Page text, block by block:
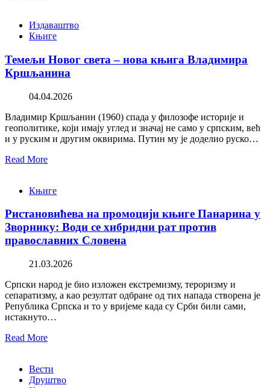
Издаваштво
Књиге
Темељи Новог света – нова књига Владимира
Кршљанина
04.04.2026
Владимир Кршљанин (1960) спада у филозофе историје и
геополитике, који имају углед и значај не само у српским, већ
и у руским и другим оквирима. Путин му је доделио руско…
Read More
Књиге
Ристановићева на промоцији књиге Панарина у
Зворнику: Води се хибридни рат против
православних Словена
21.03.2026
Српски народ је био изложен екстремизму, тероризму и
сепаратизму, а као резултат одбране од тих напада створена је
Република Српска и то у вријеме када су Срби били сами,
истакнуто…
Read More
Вести
Друштво